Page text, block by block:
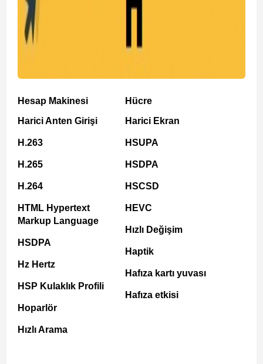
Hesap Makinesi
Harici Anten Girişi
H.263
H.265
H.264
HTML Hypertext
Markup Language
HSDPA
Hz Hertz
HSP Kulaklık Profili
Hoparlör
Hızlı Arama
Hücre
Harici Ekran
HSUPA
HSDPA
HSCSD
HEVC
Hızlı Değişim
Haptik
Hafıza kartı yuvası
Hafıza etkisi